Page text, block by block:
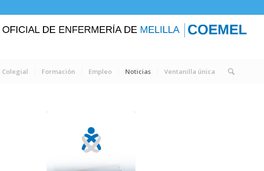
Colegial Formación Empleo Noticias Ventanilla única